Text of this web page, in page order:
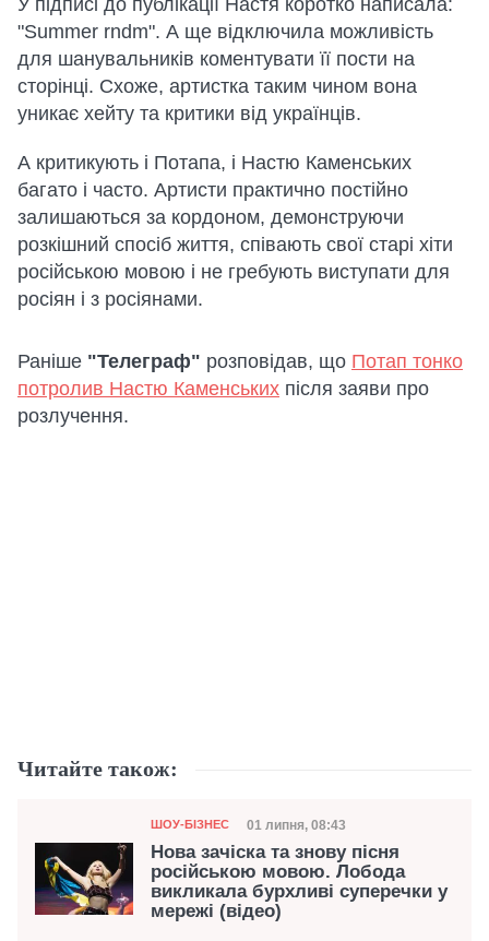
"Summer rndm". А ще відключила можливість
для шанувальників коментувати її пости на
сторінці. Схоже, артистка таким чином вона
уникає хейту та критики від українців.
А критикують і Потапа, і Настю Каменських
багато і часто. Артисти практично постійно
залишаються за кордоном, демонструючи
розкішний спосіб життя, співають свої старі хіти
російською мовою і не гребують виступати для
росіян і з росіянами.
Раніше "Телеграф" розповідав, що Потап тонко
потролив Настю Каменських після заяви про
розлучення.
Читайте також:
Категорія
ШОУ-БІЗНЕС Дата публікації
01 липня, 08:43
Нова зачіска та знову пісня
російською мовою. Лобода
викликала бурхливі суперечки у
мережі (відео)